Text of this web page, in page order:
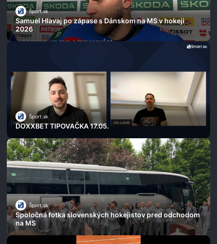
Šport.sk
Samuel Hlavaj po zápase s Dánskom na MS v hokeji
2026
Šport.sk
DOXXBET TIPOVAČKA 17.05.
Šport.sk
Spoločná fotka slovenských hokejistov pred odchodom
na MS